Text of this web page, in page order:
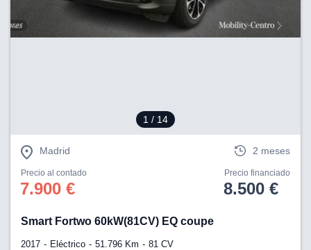
1 / 14
Madrid 2 meses
Precio al contado
7.900 €
Precio financiado
8.500 €
Smart Fortwo 60kW(81CV) EQ coupe
2017 Eléctrico 51.796 Km 81 CV